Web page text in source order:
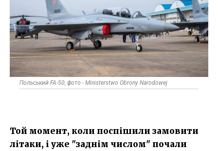
Польський FA-50, фото - Ministerstwo Obrony Narodowej
Той момент, коли поспішили замовити
літаки, і уже "заднім числом" почали